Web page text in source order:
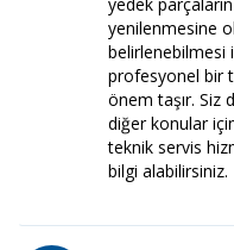
yenilenmesine
belirlenebilmesi
profesyonel bir
önem taşır. Siz
diğer konular
teknik servis
bilgi alabilirsiniz.